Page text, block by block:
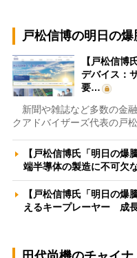
戸松信博の明日の爆
【戸松信博
デバイス：
要…
新聞や雑誌など多数の金
クアドバイザーズ代表の戸
【戸松信博氏「明日の爆
端半導体の製造に不可欠
【戸松信博氏「明日の
えるキープレーヤー 成